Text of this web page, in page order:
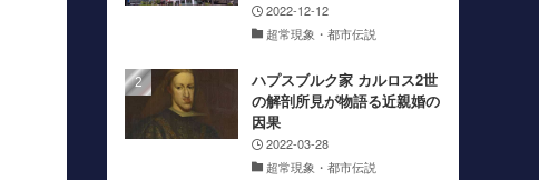
2022-12-12
超常現象・都市伝説
ハプスブルク家 カルロス2世
の解剖所見が物語る近親婚の
因果
2022-03-28
超常現象・都市伝説